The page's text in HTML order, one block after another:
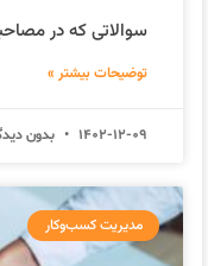
سوالاتی که در
توضیحات بیشتر »
1402-12-09 بدون
مدیریت کسب‌وکار